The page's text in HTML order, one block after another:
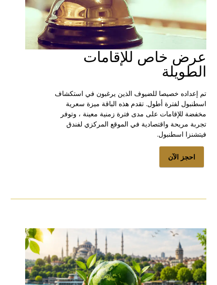
عرض خاص للإقامات
الطويلة
تم إعداده خصيصا للضيوف الذين يرغبون في استكشاف
اسطنبول لفترة أطول. تقدم هذه الباقة ميزة سعرية
مخفضة للإقامات على مدى فترة زمنية معينة ، وتوفر
تجربة مريحة واقتصادية في الموقع المركزي لفندق
فيتشنزا اسطنبول.
احجز الآن